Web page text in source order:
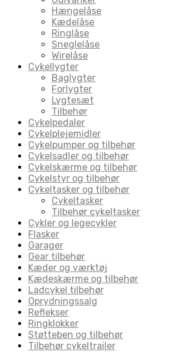
Hængelåse
Kædelåse
Ringlåse
Sneglelåse
Wirelåse
Cykellygter
Baglygter
Forlygter
Lygtesæt
Tilbehør
Cykelpedaler
Cykelplejemidler
Cykelpumper og tilbehør
Cykelsadler og tilbehør
Cykelskærme og tilbehør
Cykelstyr og tilbehør
Cykeltasker og tilbehør
Cykeltasker
Tilbehør cykeltasker
Cykler og legecykler
Flasker
Garager
Gear tilbehør
Kæder og værktøj
Kædeskærme og tilbehør
Ladcykel tilbehør
Oprydningssalg
Reflekser
Ringklokker
Støtteben og tilbehør
Tilbehør cykeltrailer